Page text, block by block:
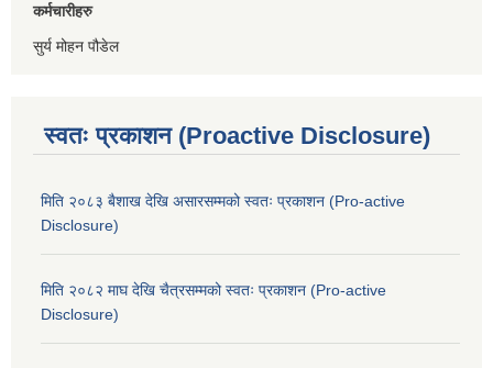
कर्मचारीहरु
सुर्य मोहन पौडेल
स्वतः प्रकाशन (Proactive Disclosure)
मिति २०८३ बैशाख देखि असारसम्मको स्वतः प्रकाशन (Pro-active
Disclosure)
मिति २०८२ माघ देखि चैत्रसम्मको स्वतः प्रकाशन (Pro-active
Disclosure)